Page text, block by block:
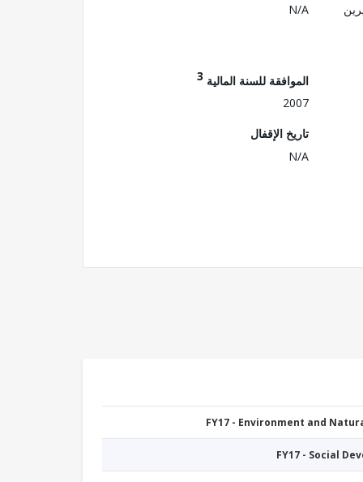
N/A
الموافقة للسنة المالية 3
2007
تاريخ الإقفال
N/A
FY17 - Environment and
FY17 - Social